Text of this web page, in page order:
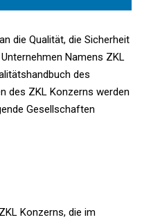
die Qualität, die Sicherheit
Namens ZKL
des
des ZKL Konzerns werden
Gesellschaften
Konzerns, die im